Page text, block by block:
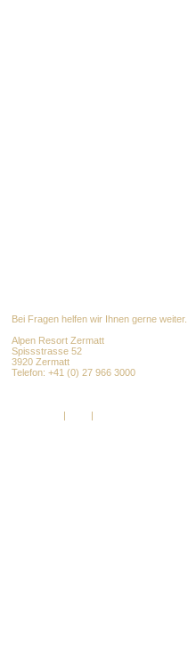
Bei Fragen helfen wir Ihnen gerne weiter.
Alpen Resort Zermatt
Spissstrasse 52
3920 Zermatt
Telefon: +41 (0) 27 966 3000
| |